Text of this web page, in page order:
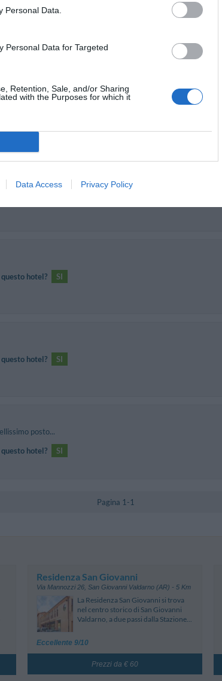
Personal Data.
Personal Data for Targeted
Retention, Sale, and/or Sharing
with the Purposes for which it
Data Access Privacy Policy
hotel? SI
hotel? SI
posto...
hotel?
SI
Pagina 1-1
Residenza San Giovanni
Via Mannozzi 26 ,San Giovanni Valdarno (AR) - 5 Km
La Residenza San Giovanni si trova
nel centro storico di San Giovanni
Valdarno, a due passi dalla Stazione...
Eccellente 9/10
Prezzi da € 60